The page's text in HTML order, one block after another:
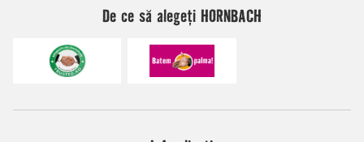
De ce să alegeți HORNBACH